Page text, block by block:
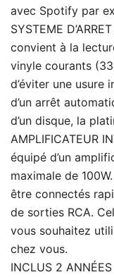
avec Spotify par
SYSTEME
convient à la
vinyle courants
d’éviter une usure
d’un arrêt
d’un disque, la
AMPLIFICATEUR
équipé d’un
maximale de
être connectés
de sorties RCA.
vous souhaitez
chez vous.
INCLUS 2